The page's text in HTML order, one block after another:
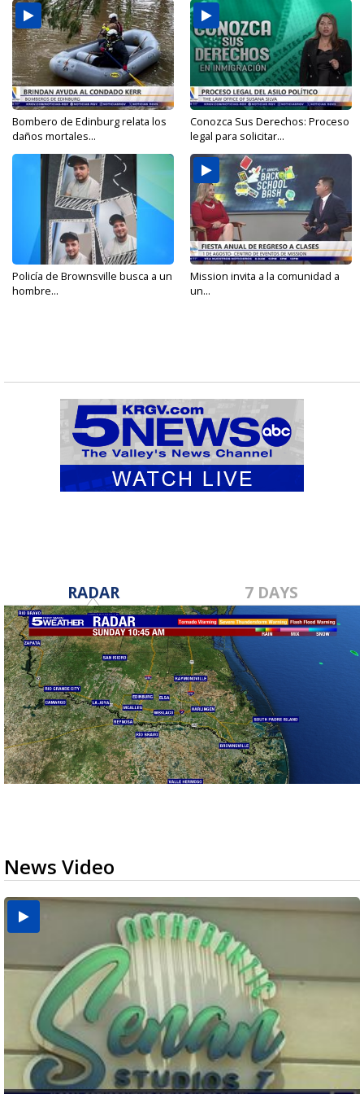
Bombero de Edinburg relata los
daños mortales...
Conozca Sus Derechos: Proceso
legal para solicitar...
Policía de Brownsville busca a un
hombre...
Mission invita a la comunidad a
un...
RADAR 7 DAYS
News Video
USDA inspector withdrawal halts Michoacán